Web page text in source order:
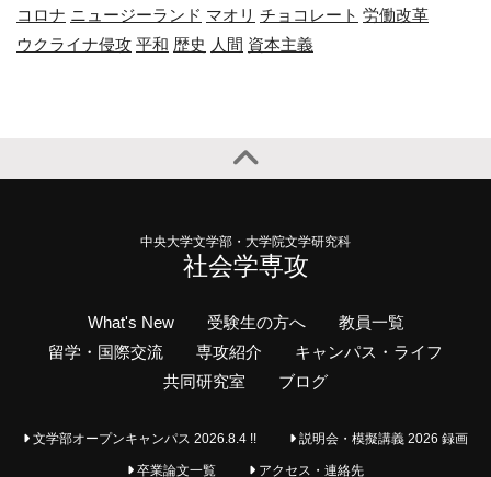
コロナ ニュージーランド マオリ チョコレート 労働改革
ウクライナ侵攻 平和 歴史 人間 資本主義
中央大学文学部・大学院文学研究科
社会学専攻
What's New 受験生の方へ
教員一覧
留学・国際交流
専攻紹介
キャンパス・ライフ
共同研究室
ブログ
文学部オープンキャンパス 2026.8.4 !! 説明会・模擬講義 2026 録画
卒業論文一覧 アクセス・連絡先